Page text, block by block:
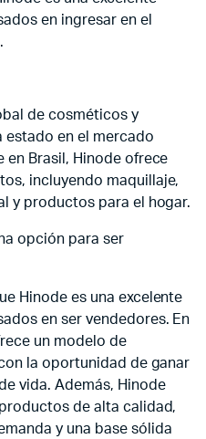
en ingresar en el
de cosméticos y
estado en el mercado
en Brasil, Hinode ofrece
incluyendo maquillaje,
y productos para el hogar.
opción para ser
Hinode es una excelente
en ser vendedores. En
un modelo de
la oportunidad de ganar
vida. Además, Hinode
de alta calidad,
y una base sólida